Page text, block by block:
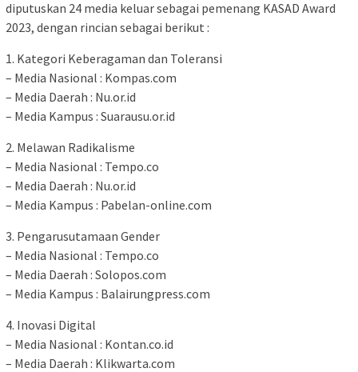
diputuskan 24 media keluar sebagai pemenang KASAD Award
2023, dengan rincian sebagai berikut :
1. Kategori Keberagaman dan Toleransi
– Media Nasional : Kompas.com
– Media Daerah : Nu.or.id
– Media Kampus : Suarausu.or.id
2. Melawan Radikalisme
– Media Nasional : Tempo.co
– Media Daerah : Nu.or.id
– Media Kampus : Pabelan-online.com
3. Pengarusutamaan Gender
– Media Nasional : Tempo.co
– Media Daerah : Solopos.com
– Media Kampus : Balairungpress.com
4. Inovasi Digital
– Media Nasional : Kontan.co.id
– Media Daerah : Klikwarta.com